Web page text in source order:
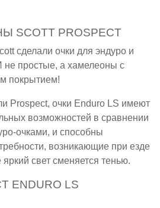
PROSPECT
сделали очки для эндуро и
простые, а хамелеоны с
покрытием!
Prospect, очки Enduro LS имеют
возможностей в сравнении
очками, и способны
возникающие при езде
свет сменяется тенью.
ENDURO LS